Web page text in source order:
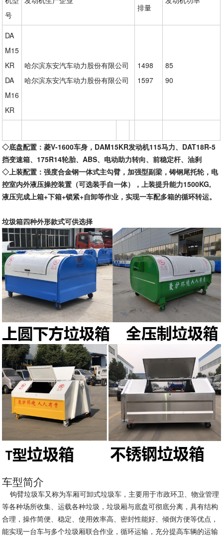
号
排量
DA
M15
KR
DA
M16
KR
哈尔滨东安汽车动力股份有限公司
哈尔滨东安汽车动力股份有限公司
1498
1597
85
90
◇底盘配置：菱V-1600车身，DAM15KR发动机115马力、DAT18R-5
挡变速箱、175R14轮胎、ABS、电动助力转向、前稳定杆、油刹
◇上装配置：强度合金钢一体式主勾臂，加强型副梁，铸钢尾托轮，电
控室内外液压操控装置（可选装手自一体），上装提升能力1500KG,
液压完成上箱+下箱+锁紧+自卸等作业，实现一车配多箱的循环转运。
垃圾箱四种外形款式可供选择
车型简介
钩臂垃圾车又称为车厢可卸式垃圾车，主要用于市政环卫、物业管理
等各种场所收集、运载各种垃圾，垃圾厢与底盘可彻底分离，具有结构
合理，操作简便、稳定、使用效率高、密封性能好、倾倒方便等优点，
能实现一台车与多个垃圾厢联合作业，循环运输，充分提高车辆的运输